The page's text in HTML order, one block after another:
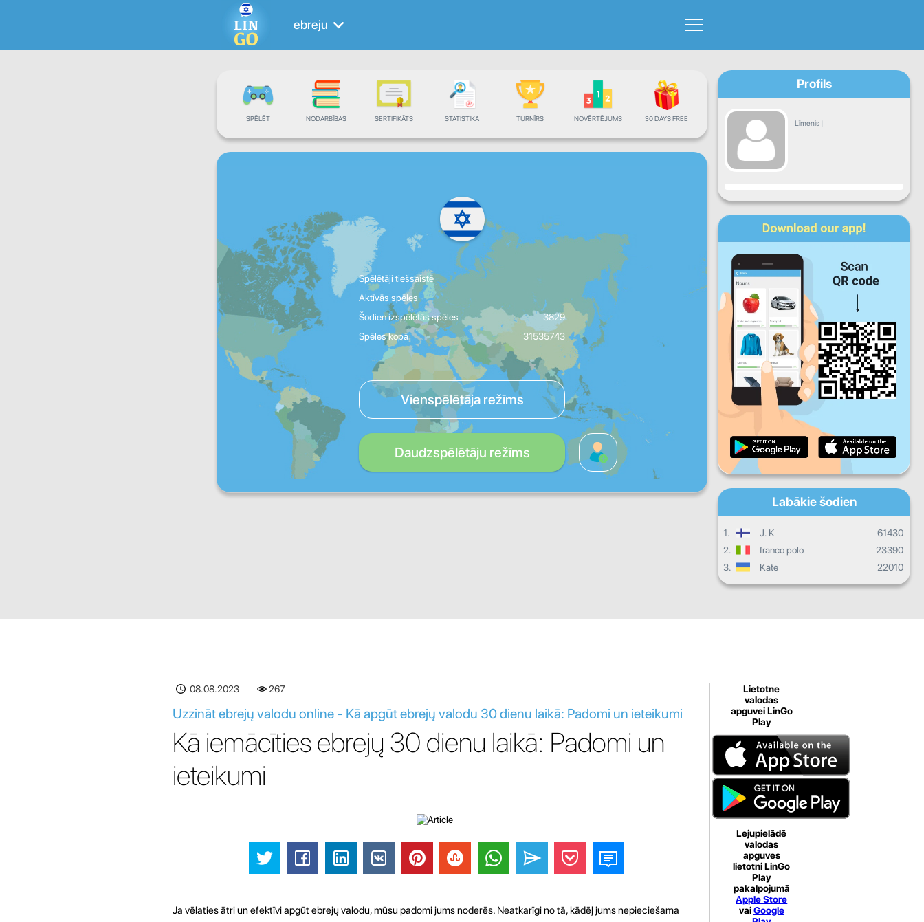
ebreju
SPĒLĒT NODARBĪBAS SERTIFIKĀTS STATISTIKA TURNĪRS NOVĒRTĒJUMS 30 DAYS FREE
Spēlētāji tiešsaistē
Aktīvās spēles
Šodien izspēlētās spēles
3829
Spēles kopā
31535743
Vienspēlētāja režīms
Daudzspēlētāju režīms
Profils
Līmenis |
Progress
T
S Sv
Dienas progress
Mēneša progress
Kopējais progress
Labākie šodien
1. J. K
61430
2.
franco polo
23390
3.
Kate 22010
08.08.2023 267
Uzzināt ebrejų valodu online - Kā apgūt ebrejų valodu 30 dienu laikā: Padomi un ieteikumi
Kā iemācīties ebrejų 30 dienu laikā: Padomi un
ieteikumi
Ja vēlaties ātri un efektīvi apgūt ebrejų valodu, mūsu padomi jums noderēs. Neatkarīgi no tā, kādēļ jums nepieciešama
Lietotne
valodas
apguvei LinGo
Play
Lejupielādē
valodas
apguves
lietotni LinGo
Play
pakalpojumā
Apple Store
vaiGoogle